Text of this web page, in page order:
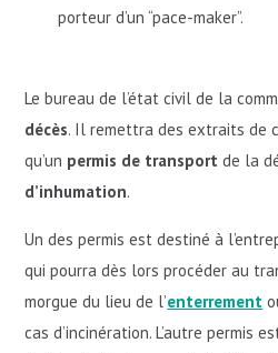
porteur d’un “pace-maker”.
Le bureau de l’état civil de la
décès. Il remettra des extraits de
qu’un permis de transport de la
d’inhumation.
Un des permis est destiné à
qui pourra dès lors procéder au
morgue du lieu de l’enterrement
cas d’incinération. L’autre permis